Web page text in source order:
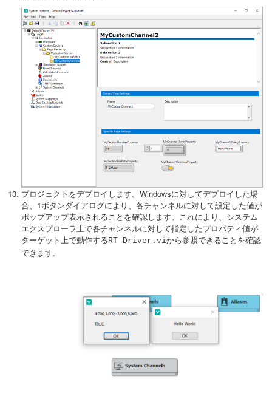
プロジェクトをデプロイします。Windowsに対してデプロイした場
合、1ボタンダイアログにより、各チャンネルに対して設定した値が
ポップアップ表示されることを確認します。これにより、システム
エクスプローラ上で各チャンネルに対して指定したプロパティ値が
ターゲット上で動作するRT Driver.viから参照できることを確認
できます。